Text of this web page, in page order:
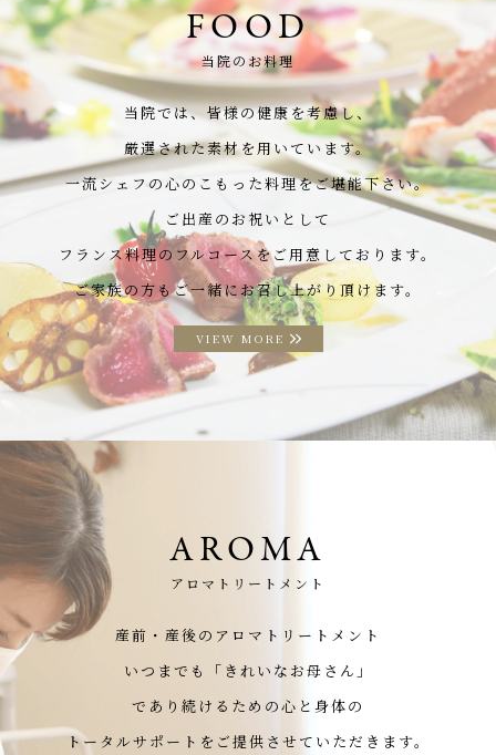
FOOD
当院のお料理
当院では、皆様の健康を考慮し、
厳選された素材を用いています。
一流シェフの心のこもった料理をご堪能下さい。
ご出産のお祝いとして
フランス料理のフルコースをご用意しております。
ご家族の方もご一緒にお召し上がり頂けます。
VIEW MORE
AROMA
アロマトリートメント
産前・産後のアロマトリートメント
いつまでも「きれいなお母さん」
であり続けるための心と身体の
トータルサポートをご提供させていただきます。